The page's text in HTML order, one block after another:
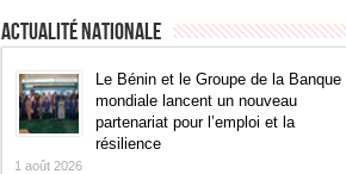
Actualité Nationale
Le Bénin et le Groupe de la Banque
mondiale lancent un nouveau
partenariat pour l’emploi et la
résilience
1 août 2026